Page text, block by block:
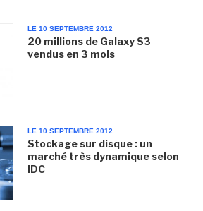
LE 10 SEPTEMBRE 2012
20 millions de Galaxy S3
vendus en 3 mois
LE 10 SEPTEMBRE 2012
Stockage sur disque : un
marché très dynamique selon
IDC